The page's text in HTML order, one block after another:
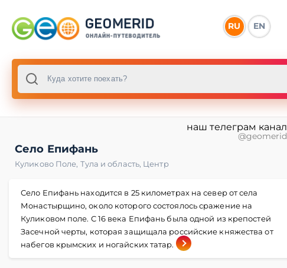
RU EN
наш телеграм канал
@geomerid
Село Епифань
Куликово Поле, Тула и область, Центр
Село Епифань находится в 25 километрах на север от села
Монастырщино, около которого состоялось сражение на
Куликовом поле. С 16 века Епифань была одной из крепостей
Засечной черты, которая защищала российские княжества от
набегов крымских и ногайских татар.